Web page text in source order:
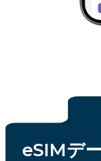
eSIMデ